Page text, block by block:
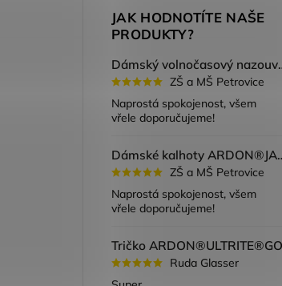
JAK HODNOTÍTE NAŠE
PRODUKTY?
Dámský
ZŠ a MŠ Petrovice
Naprostá spokojenost, všem
vřele doporučujeme!
Dámské
ZŠ a MŠ Petrovice
Naprostá spokojenost, všem
vřele doporučujeme!
Ruda Glasser